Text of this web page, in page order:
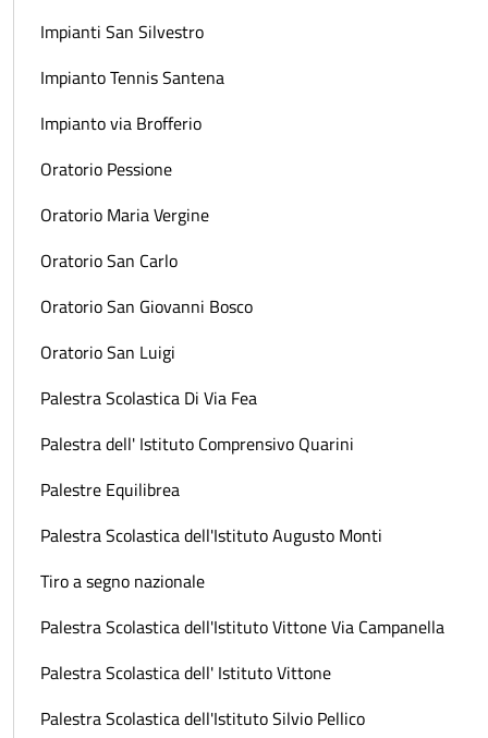
Impianti San Silvestro
Impianto Tennis Santena
Impianto via Brofferio
Oratorio Pessione
Oratorio Maria Vergine
Oratorio San Carlo
Oratorio San Giovanni Bosco
Oratorio San Luigi
Palestra Scolastica Di Via Fea
Palestra dell' Istituto Comprensivo Quarini
Palestre Equilibrea
Palestra Scolastica dell'Istituto Augusto Monti
Tiro a segno nazionale
Palestra Scolastica dell'Istituto Vittone Via Campanella
Palestra Scolastica dell' Istituto Vittone
Palestra Scolastica dell'Istituto Silvio Pellico